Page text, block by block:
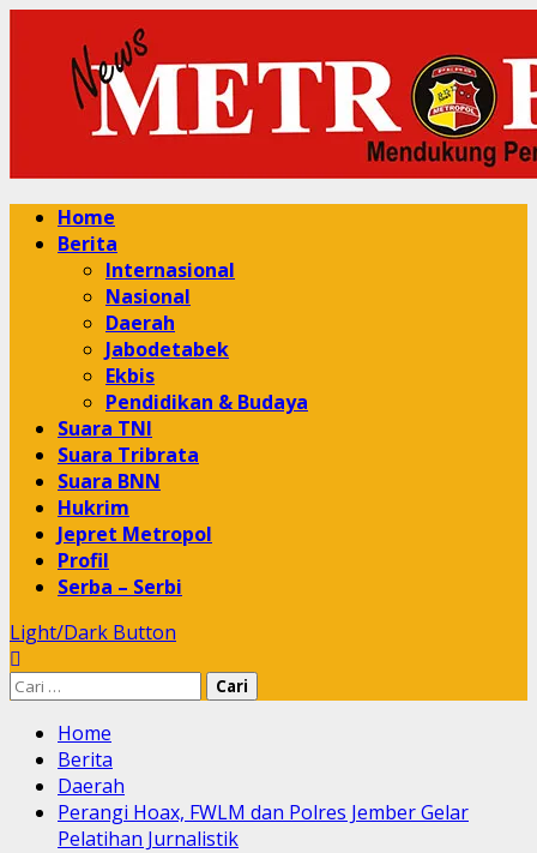
content
Primary
Menu
Home
Berita
Internasional
Nasional
Daerah
Jabodetabek
Ekbis
Pendidikan & Budaya
Suara TNI
Suara Tribrata
Suara BNN
Hukrim
Jepret Metropol
Profil
Serba – Serbi
Light/Dark Button
Cari
Home
Berita
Daerah
Perangi Hoax, FWLM dan Polres Jember Gelar
Pelatihan Jurnalistik